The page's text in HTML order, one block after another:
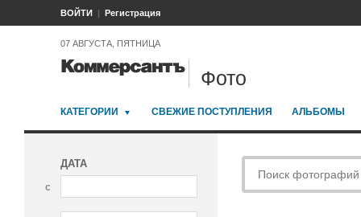
ВОЙТИ Регистрация
07 АВГУСТА, ПЯТНИЦА
Фото
КАТЕГОРИИ СВЕЖИЕ ПОСТУПЛЕНИЯ АЛЬБОМЫ
ДАТА
с